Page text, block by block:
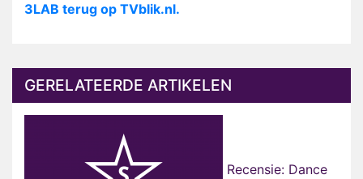
3LAB terug op TVblik.nl.
GERELATEERDE ARTIKELEN
Recensie: Dance